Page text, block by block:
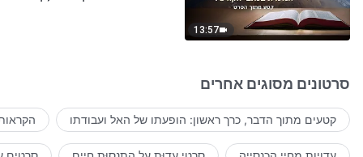
13:57
סרטונים מסוגים אחרים
קטעים מתוך הדבר, כרך ראשון: הופעתו של האל ועבודתו